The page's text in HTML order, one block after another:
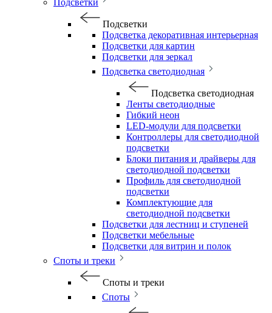
Подсветки
Подсветки
Подсветка декоративная интерьерная
Подсветки для картин
Подсветки для зеркал
Подсветка светодиодная
Подсветка светодиодная
Ленты светодиодные
Гибкий неон
LED-модули для подсветки
Контроллеры для светодиодной
подсветки
Блоки питания и драйверы для
светодиодной подсветки
Профиль для светодиодной
подсветки
Комплектующие для
светодиодной подсветки
Подсветки для лестниц и ступеней
Подсветки мебельные
Подсветки для витрин и полок
Споты и треки
Споты и треки
Споты